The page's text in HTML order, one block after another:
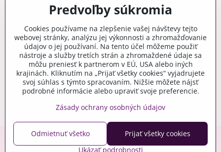
Gravírovanie
Materiály na stiahnutie
Videonávody
Blog
Kreatívna poradňa
Copyright © 2006-2026 crafty.sk
Predvoľby súkromia
Cookies používame na zlepšenie vašej návštevy tejto
webovej stránky, analýzu jej výkonnosti a zhromažďovanie
údajov o jej používaní. Na tento účel môžeme použiť
nástroje a služby tretích strán a zhromaždené údaje sa
môžu preniesť k partnerom v EÚ, USA alebo iných
krajinách. Kliknutím na „Prijať všetky cookies“ vyjadrujete
svoj súhlas s týmto spracovaním. Nižšie môžete nájsť
podrobné informácie alebo upraviť svoje preferencie.
Zásady ochrany osobných údajov
Ukázať podrobnosti
Prijať všetky cookies
Odmietnuť všetko